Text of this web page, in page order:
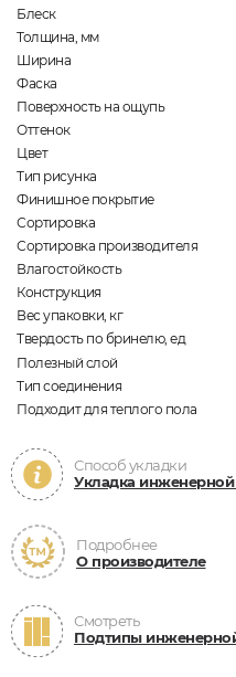
Блеск
Толщина, мм
Ширина
Фаска
Поверхность на ощупь
Оттенок
Цвет
Тип рисунка
Финишное покрытие
Сортировка
Сортировка производителя
Влагостойкость
Конструкция
Вес упаковки, кг
Твердость по бринелю, ед
Полезный слой
Тип соединения
Подходит для теплого пола
Способ укладки
Укладка
Подробнее
О производителе
Смотреть
Подтипы